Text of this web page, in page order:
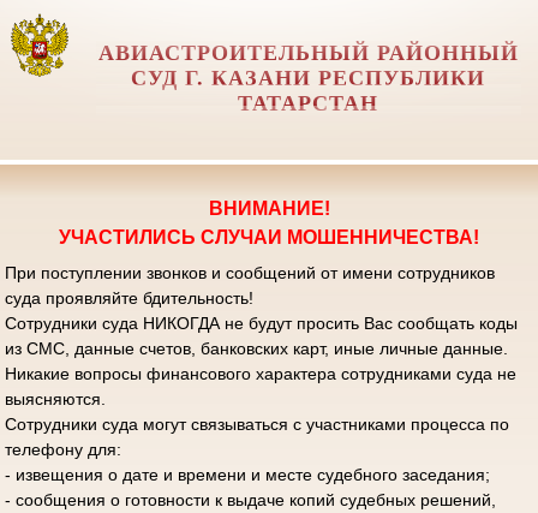
АВИАСТРОИТЕЛЬНЫЙ РАЙОННЫЙ
СУД Г. КАЗАНИ РЕСПУБЛИКИ
ТАТАРСТАН
ВНИМАНИЕ!
УЧАСТИЛИСЬ СЛУЧАИ МОШЕННИЧЕСТВА!
При поступлении звонков и сообщений от имени сотрудников
суда проявляйте бдительность!
Сотрудники суда НИКОГДА не будут просить Вас сообщать коды
из СМС, данные счетов, банковских карт, иные личные данные.
Никакие вопросы финансового характера сотрудниками суда не
выясняются.
Сотрудники суда могут связываться с участниками процесса по
телефону для:
- извещения о дате и времени и месте судебного заседания;
- сообщения о готовности к выдаче копий судебных решений,